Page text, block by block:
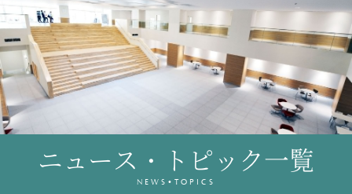
特色ある教育
生徒数・教職員数
一貫校の流れ
卒業生インタビュー
校舎情報
メディアライブラリー
教育の特色・紹介
ニュース・トピック一覧
NEWS•TOPICS